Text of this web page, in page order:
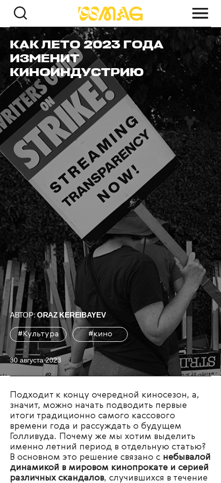
КАК ЛЕТО 2023 ГОДА
ИЗМЕНИТ
КИНОИНДУСТРИЮ
АВТОР:ORAZ KEREIBAYEV
#Культура #кино
30 августа 2023
Подходит к концу очередной киносезон, а,
значит, можно начать подводить первые
итоги традиционно самого кассового
времени года и рассуждать о будущем
Голливуда. Почему же мы хотим выделить
именно летний период в отдельную статью?
В основном это решение связано с небывалой
динамикой в мировом кинопрокате и серией
различных скандалов, случившихся в течение